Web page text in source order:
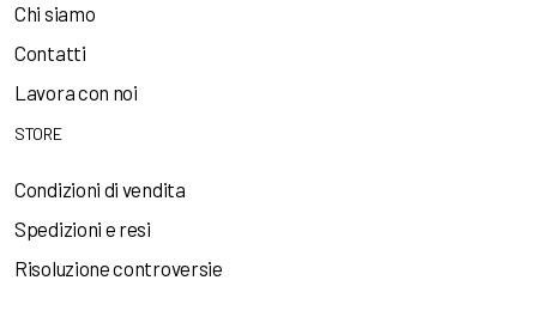
Chi siamo
Contatti
Lavora con noi
STORE
Condizioni di vendita
Spedizioni e resi
Risoluzione controversie